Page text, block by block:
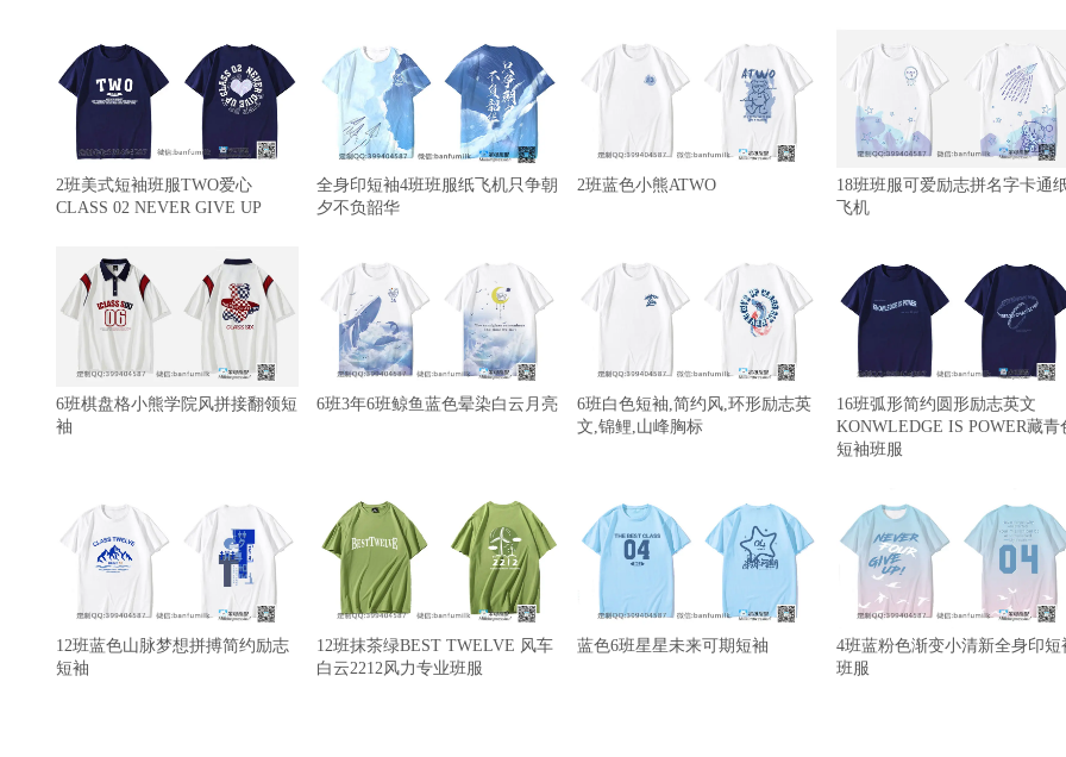
2班美式短袖班服TWO爱心
CLASS 02 NEVER GIVE UP
全身印短袖4班班服纸飞机只争朝
夕不负韶华
2班蓝色小熊ATWO
18班班服可爱励志拼名字卡通
飞机
6班棋盘格小熊学院风拼接翻领短
袖
6班3年6班鲸鱼蓝色晕染白云月亮
6班白色短袖,简约风,环形励志英
文,锦鲤,山峰胸标
16班弧形简约圆形励志英文
KONWLEDGE IS POWER藏青
短袖班服
12班蓝色山脉梦想拼搏简约励志
短袖
12班抹茶绿BEST TWELVE 风车
白云2212风力专业班服
蓝色6班星星未来可期短袖
4班蓝粉色渐变小清新全身印短
班服